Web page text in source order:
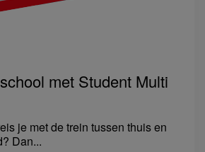
met Student Multi
je met de trein tussen thuis en
Dan...